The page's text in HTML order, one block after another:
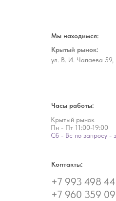
+7 993 498
+7 960 359
Крытый рынок:
ул. В. И. Чапаева 59,
Мы находимся:
Контакты:
Крытый рынок
Пн - Пт 11:00-19:00
Сб - Вс по запросу -
Часы работы: